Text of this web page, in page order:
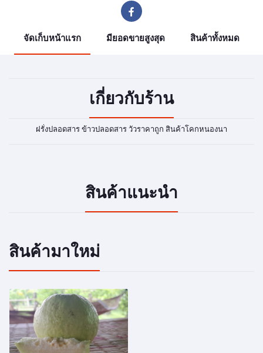
จัดเก็บหน้าแรก มียอดขายสูงสุด สินค้าทั้งหมด
เกี่ยวกับร้าน
ฝรั่งปลอดสาร ข้าวปลอดสาร วัวราคาถูก สินค้าโคกหนองนา
สินค้าแนะนำ
สินค้ามาใหม่